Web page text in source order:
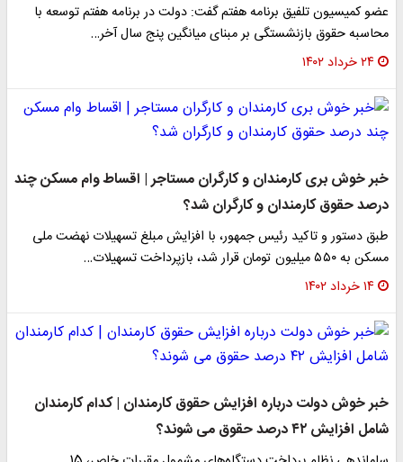
عضو کمیسیون تلفیق برنامه هفتم گفت: دولت در برنامه هفتم توسعه با
محاسبه حقوق بازنشستگی بر مبنای میانگین پنج سال آخر…
۲۴ خرداد ۱۴۰۲
خبر خوش بری کارمندان و کارگران مستاجر | اقساط وام مسکن چند
درصد حقوق کارمندان و کارگران شد؟
طبق دستور و تاکید رئیس جمهور، با افزایش مبلغ تسهیلات نهضت ملی
مسکن به ۵۵۰ میلیون تومان قرار شد، بازپرداخت تسهیلات…
۱۴ خرداد ۱۴۰۲
خبر خوش دولت درباره افزایش حقوق کارمندان | کدام کارمندان
شامل افزایش ۴۲ درصد حقوق می شوند؟